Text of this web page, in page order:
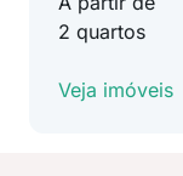
2 quartos
Veja imóveis